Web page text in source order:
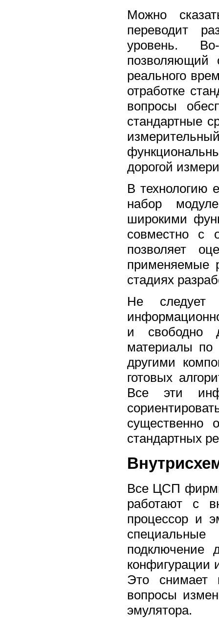
Можно
переводит
уровень.
позволяющий
реального
отработке
вопросы
стандартные
дорогой
В технологию
набор
широкими
совместно с
позволяет
применяемые
стадиях
Не
и свободно
материалы
другими
готовых
Все эти
существенно
стандартных
Все ЦСП
работают с
процессор и
подключение
конфигурации
Это снимает
вопросы
эмулятора.